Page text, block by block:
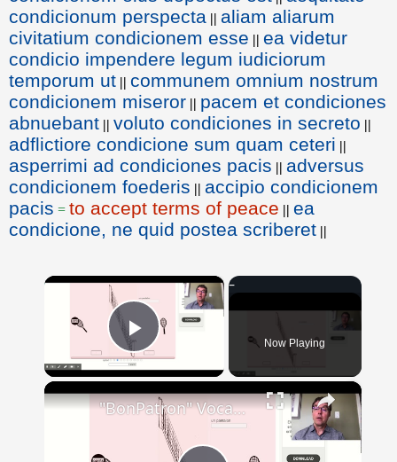
condicionum perspecta || aliam aliarum
civitatium condicionem esse || ea videtur
condicio impendere legum iudiciorum
temporum ut || communem omnium nostrum
condicionem miseror || pacem et condiciones
abnuebant || voluto condiciones in secreto ||
adflictiore condicione sum quam ceteri ||
asperrimi ad condiciones pacis || adversus
condicionem foederis || accipio condicionem
pacis = to accept terms of peace || ea
condicione, ne quid postea scriberet ||
×
Play Video Now Playing
×
"BonPatron" Vocabulary - Clothing